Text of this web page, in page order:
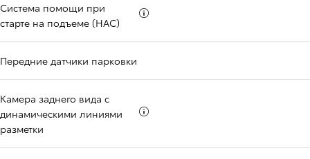
Система помощи при
старте на подъеме (HAC)
Передние датчики парковки
Камера заднего вида с
динамическими линиями
разметки